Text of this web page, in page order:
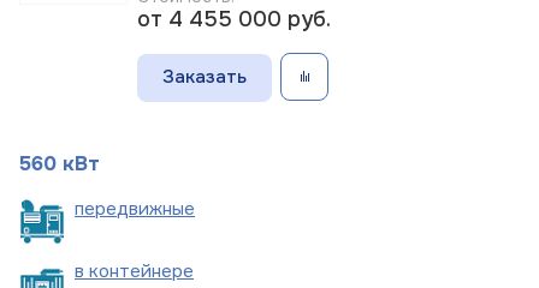
от 4 455 000 руб.
Заказать
560 кВт
передвижные
в контейнере